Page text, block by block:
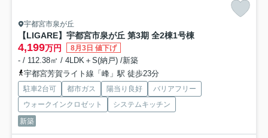
宇都宮市泉が丘
【LIGARE】宇都宮市泉が丘 第3期 全2棟1号棟
4,199万円 8月3日 値下げ
- / 112.38㎡ / 4LDK＋S(納戸) /新築
宇都宮芳賀ライト線「峰」駅 徒歩23分
駐車2台可 都市ガス 陽当り良好
バリアフリー
ウォークインクロゼット
システムキッチン
新築